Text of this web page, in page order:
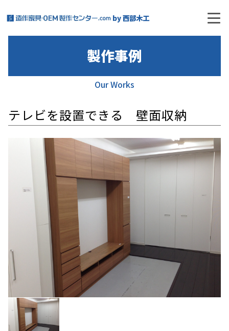
by 西部木工
TOP 製作事例 テレビを設置できる 壁面収納
製作事例
Our Works
テレビを設置できる 壁面収納